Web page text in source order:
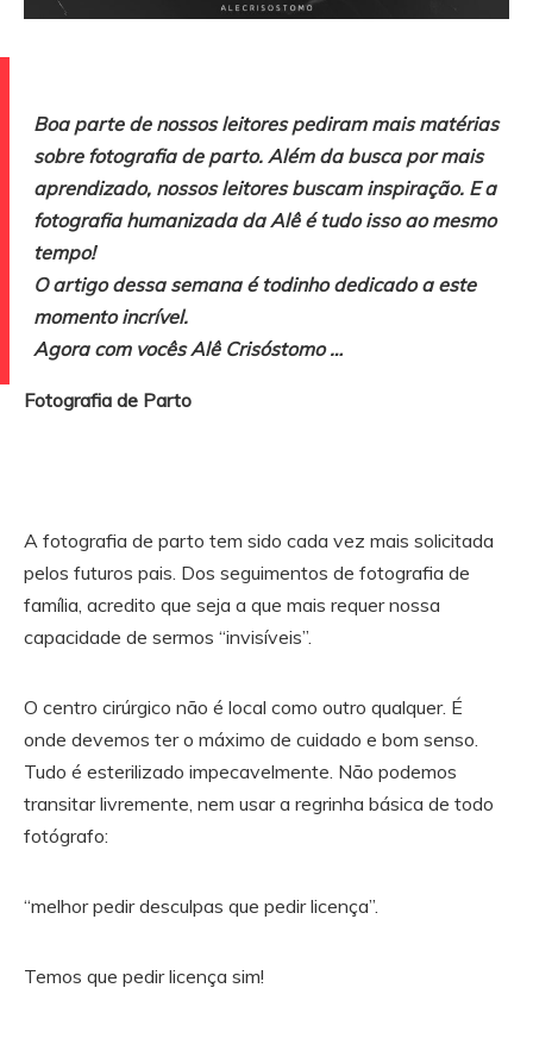
Boa parte de nossos leitores pediram mais matérias
sobre fotografia de parto. Além da busca por mais
aprendizado, nossos leitores buscam inspiração. E a
fotografia humanizada da Alê é tudo isso ao mesmo
tempo!
O artigo dessa semana é todinho dedicado a este
momento incrível.
Agora com vocês Alê Crisóstomo …
Fotografia de Parto
A fotografia de parto tem sido cada vez mais solicitada
pelos futuros pais. Dos seguimentos de fotografia de
família, acredito que seja a que mais requer nossa
capacidade de sermos “invisíveis”.
O centro cirúrgico não é local como outro qualquer. É
onde devemos ter o máximo de cuidado e bom senso.
Tudo é esterilizado impecavelmente. Não podemos
transitar livremente, nem usar a regrinha básica de todo
fotógrafo:
“melhor pedir desculpas que pedir licença”.
Temos que pedir licença sim!